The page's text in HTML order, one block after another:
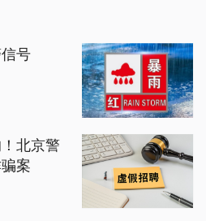
号
北京警
案